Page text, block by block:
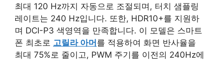
최대 120 Hz까지 자동으로 조절되며, 터치 샘플링
레이트는 240 Hz입니다. 또한, HDR10+를 지원하
며 DCI-P3 색영역을 만족합니다. 이 모델은 스마트
폰 최초로 고릴라 아머를 적용하여 화면 반사율을
최대 75%로 줄이고, PWM 주기를 이전의 240Hz에